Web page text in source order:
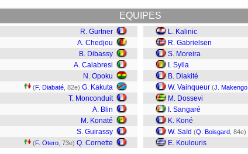
EQUIPES
R. Gurtner
A. Chedjou
B. Dibassy
A. Calabresi
N. Opoku
(F. Diabaté , 82e) G. Kakuta
T. Monconduit
A. Blin
M. Konaté
S. Guirassy
(F. Otero , 73e) Q. Cornette
L. Kalinic
R. Gabrielsen
S. Moreira
I. Sylla
B. Diakité
W. Vainqueur (J. Makengo
M. Dossevi
I. Sangaré
K. Koné
W. Saïd (Q. Boisgard , 84e)
E. Koulouris